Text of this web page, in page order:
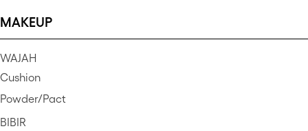
MAKEUP
WAJAH
Cushion
Powder/Pact
BIBIR